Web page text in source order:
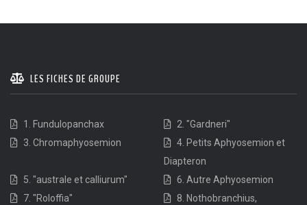
LES FICHES DE GROUPE
1. Fundulopanchax
2. "Gardneri"
3. Chromaphyosemion
4. Petits Aphyosemion et
Diapteron
5. "australe et calliurum"
6. Autre Aphyosemion
7. "Roloffia"
8. Nothobranchius,